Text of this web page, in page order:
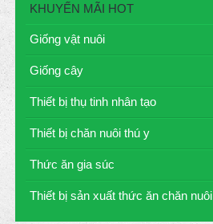
KHUYẾN MÃI HOT
Giống vật nuôi
Giống cây
Thiết bị thụ tinh nhân tạo
Thiết bị chăn nuôi thú y
Thức ăn gia súc
Thiết bị sản xuất thức ăn chăn nuôi